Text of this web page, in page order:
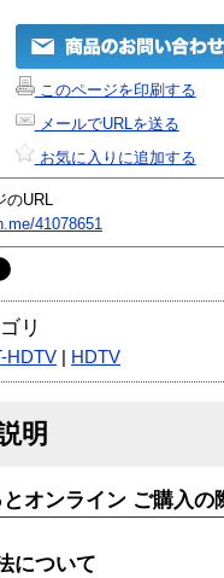
このページを印刷する
メールでURLを送る
お気に入りに追加する
URL
41078651
リ
HDTV HDTV
明
オンライン ご購入の
について